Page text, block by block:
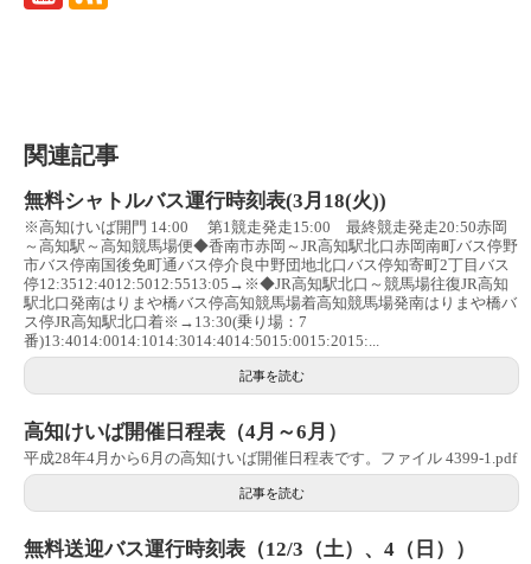
関連記事
無料シャトルバス運行時刻表(3月18(火))
※高知けいば開門 14:00 第1競走発走15:00 最終競走発走20:50赤岡
～高知駅～高知競馬場便◆香南市赤岡～JR高知駅北口赤岡南町バス停野
市バス停南国後免町通バス停介良中野団地北口バス停知寄町2丁目バス
停12:3512:4012:5012:5513:05→※◆JR高知駅北口～競馬場往復JR高知
駅北口発南はりまや橋バス停高知競馬場着高知競馬場発南はりまや橋バ
ス停JR高知駅北口着※→13:30(乗り場：7
番)13:4014:0014:1014:3014:4014:5015:0015:2015:...
記事を読む
高知けいば開催日程表（4月～6月）
平成28年4月から6月の高知けいば開催日程表です。ファイル 4399-1.pdf
記事を読む
無料送迎バス運行時刻表（12/3（土）、4（日））